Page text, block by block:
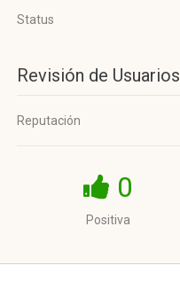
Status
Revisión de Usuarios
Reputación
0
Positiva